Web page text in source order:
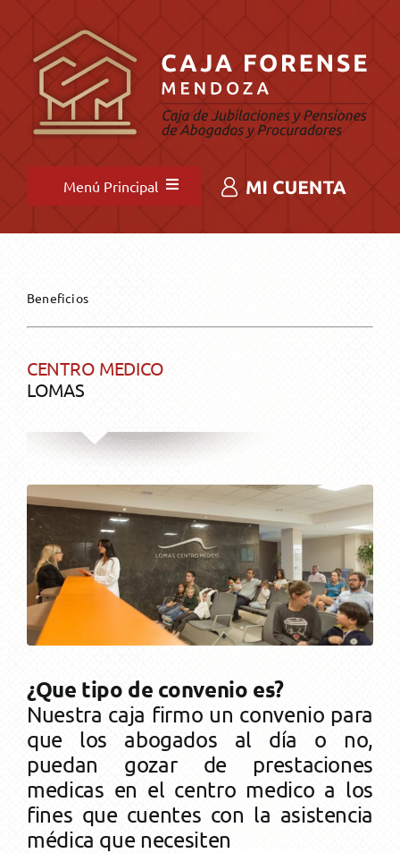
contenido
Menú Principal
INICIO
NOVEDADES
Autoridades
Memoria y Balance
Aportes
Puntaje
Beneficios
Subsidios
Maternidad
Fallecimiento
Incapacidad Temporal
Hijos Discapacitados
Única Prestación
Asistencia Médica
OSEP
Servicios
Capacitaciones
Coworking
Asesoramiento
Descuentos y Beneficios Comerciales
BENEFICIARIOS
Jubilaciones
Ordinaria
Invalidez
Reciprocidad
Pensiones
De un Activo
De un Beneficiario
Beneficio Especial Art. 59
Solicitud
Transform. a Jub. Ord.
Beneficio Art. 40
Solicitud
Otros Beneficios
AYUDA
Atencion On-Line
FAQ
Medios de pago
Formularios
AGENDA
SERVICIOS
Beneficios
CENTRO MEDICO
LOMAS
¿Que tipo de convenio es?
Nuestra caja firmo un convenio para
que los abogados al día o no,
puedan gozar de prestaciones
medicas en el centro medico a los
fines que cuentes con la asistencia
médica que necesiten